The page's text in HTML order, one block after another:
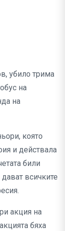
убило трима
на
на
която
и действала
били
всичките
акция на
бяха